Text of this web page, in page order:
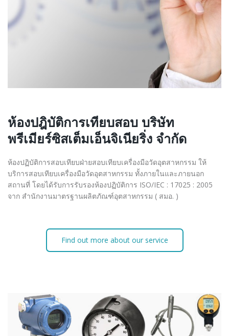
ห้องปฎิบัติการเทียบสอบ บริษัท
พรีเมียร์ซิสเต็มเอ็นจิเนียริ่ง จำกัด
ห้องปฏิบัติการสอบเทียบฝ่ายสอบเทียบเครื่องมือวัดอุตสาหกรรม ให้
บริการสอบเทียบเครื่องมือวัดอุตสาหกรรม ทั้งภายในและภายนอก
สถานที่ โดยได้รับการรับรองห้องปฏิบัติการ ISO/IEC : 17025 : 2005
จาก สำนักงานมาตรฐานผลิตภัณฑ์อุตสาหกรรม ( สมอ. )
Find out more about our service